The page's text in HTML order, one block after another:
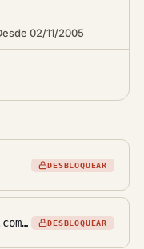
02/11/2005
DESBLOQUEAR
fin*******@santaapolonia.com.br DESBLOQUEAR